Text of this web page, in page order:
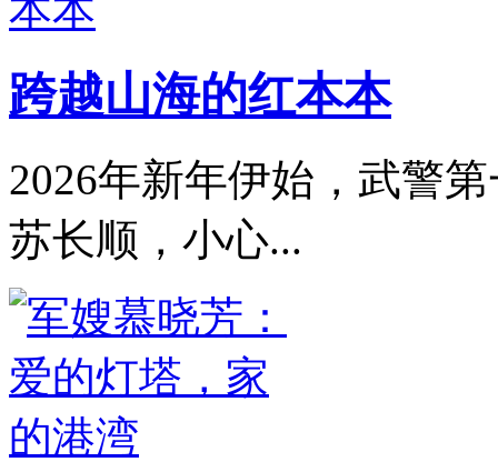
跨越山海的红本本
2026年新年伊始，武警
苏长顺，小心...